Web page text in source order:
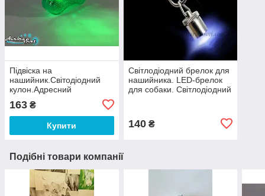
Підвіска на
нашийник.Світодіодний
кулон.Адресний
кулон.Світодіодна підвіска
163 ₴
Купити
Світлодіодний брелок для
нашийника. LED-брелок
для собаки. Світлодіодний
140₴
Подібні товари компанії